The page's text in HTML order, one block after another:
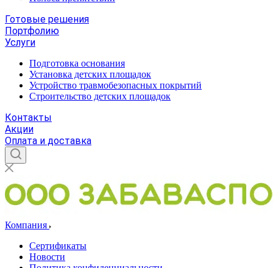
Готовые решения
Портфолию
Услуги
Подготовка основания
Установка детских площадок
Устройство травмобезопасных покрытий
Строительство детских площадок
Контакты
Акции
Оплата и доставка
Компания
Сертификаты
Новости